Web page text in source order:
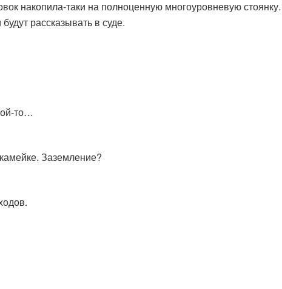
накопила-таки на полноценную многоуровневую
рассказывать в суде.
то…
Заземление?